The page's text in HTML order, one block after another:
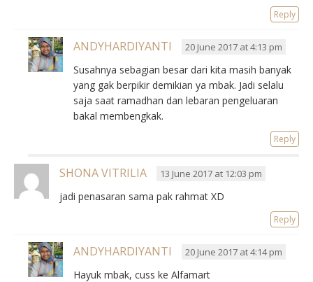
Reply
ANDYHARDIYANTI 20 June 2017 at 4:13 pm
Susahnya sebagian besar dari kita masih banyak
yang gak berpikir demikian ya mbak. Jadi selalu
saja saat ramadhan dan lebaran pengeluaran
bakal membengkak.
Reply
SHONA VITRILIA 13 June 2017 at 12:03 pm
jadi penasaran sama pak rahmat XD
Reply
ANDYHARDIYANTI 20 June 2017 at 4:14 pm
Hayuk mbak, cuss ke Alfamart